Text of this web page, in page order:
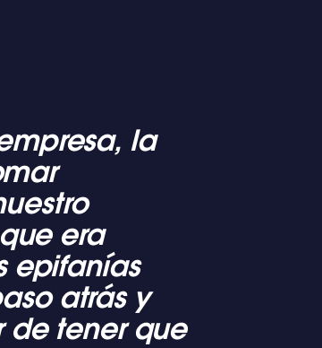
la
era
epifanías
atrás y
de tener que